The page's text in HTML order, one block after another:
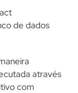
de dados
através
com